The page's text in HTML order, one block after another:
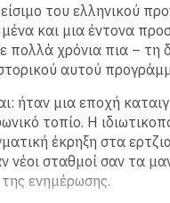
του ελληνικού
και μια έντονα
πολλά χρόνια πια – τη
αυτού
ήταν μια εποχή
τοπίο. Η
έκρηξη στα
σταθμοί σαν τα
ενημέρωσης.